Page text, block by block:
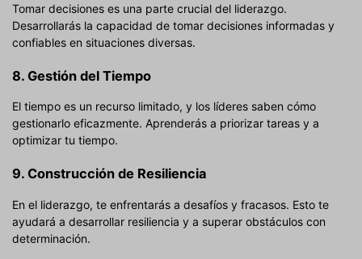
Tomar decisiones es una parte crucial del liderazgo.
Desarrollarás la capacidad de tomar decisiones informadas y
confiables en situaciones diversas.
8. Gestión del Tiempo
El tiempo es un recurso limitado, y los líderes saben cómo
gestionarlo eficazmente. Aprenderás a priorizar tareas y a
optimizar tu tiempo.
9. Construcción de Resiliencia
En el liderazgo, te enfrentarás a desafíos y fracasos. Esto te
ayudará a desarrollar resiliencia y a superar obstáculos con
determinación.